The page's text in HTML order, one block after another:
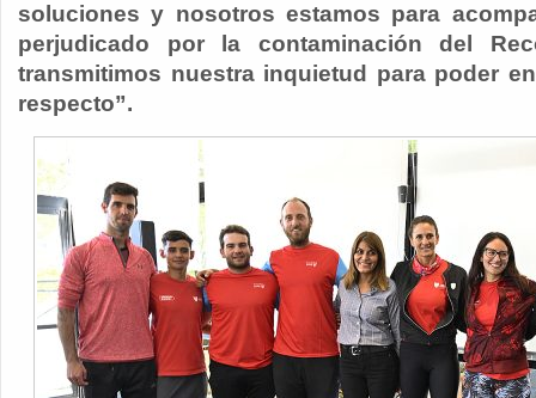
soluciones y nosotros estamos para
perjudicado por la contaminación del
transmitimos nuestra inquietud para poder
respecto”.